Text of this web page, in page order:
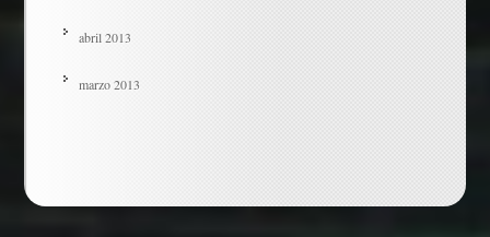
abril 2013
marzo 2013